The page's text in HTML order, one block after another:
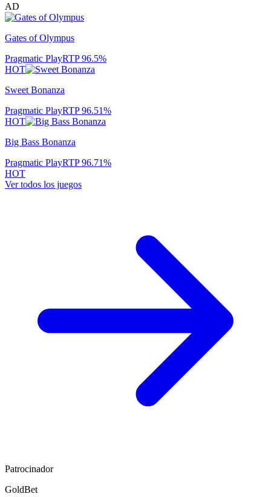
AD
Gates of Olympus
Pragmatic PlayRTP96.5%
HOT
Sweet Bonanza
Pragmatic PlayRTP96.51%
HOT
Big Bass Bonanza
Pragmatic PlayRTP96.71%
HOT
Ver todos los juegos
Patrocinador
GoldBet